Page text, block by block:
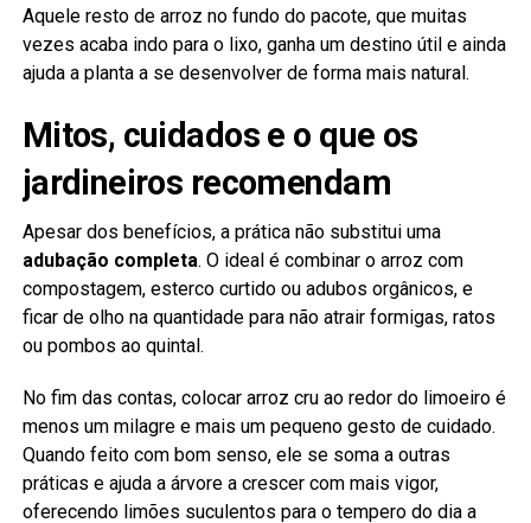
Aquele resto de arroz no fundo do pacote, que muitas
vezes acaba indo para o lixo, ganha um destino útil e ainda
ajuda a planta a se desenvolver de forma mais natural.
Mitos, cuidados e o que os
jardineiros recomendam
Apesar dos benefícios, a prática não substitui uma
adubação completa. O ideal é combinar o arroz com
compostagem, esterco curtido ou adubos orgânicos, e
ficar de olho na quantidade para não atrair formigas, ratos
ou pombos ao quintal.
No fim das contas, colocar arroz cru ao redor do limoeiro é
menos um milagre e mais um pequeno gesto de cuidado.
Quando feito com bom senso, ele se soma a outras
práticas e ajuda a árvore a crescer com mais vigor,
oferecendo limões suculentos para o tempero do dia a